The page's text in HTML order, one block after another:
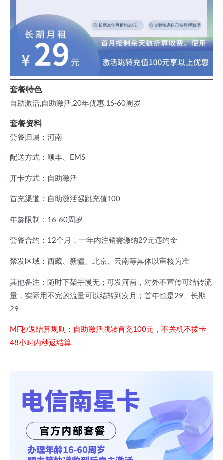
套餐特色
自助激活,自助激活,20年优惠,16-60周岁
套餐资料
套餐归属：河南
配送方式：顺丰、EMS
开卡方式：自助激活
首充渠道：自助激活强跳充值100
年龄限制：16-60周岁
套餐合约：12个月，一年内注销需缴纳29元违约金
禁发区域：西藏、新疆、北京、云南等具体以审核为准
其他备注：随时下架手慢无；可发河南，对外不宣传可结转流
量，实际用不完的流量可以结转到次月；首年也是29、长期
29
MF秒返结算规则：自助激活跳转首充100元，不关机不拔卡
48小时内秒返结算